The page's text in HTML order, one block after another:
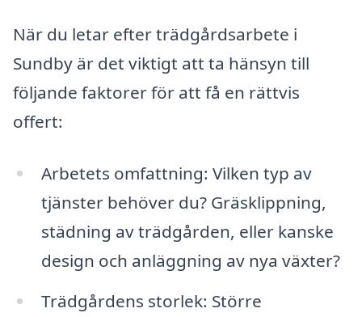
När du letar efter trädgårdsarbete i
Sundby är det viktigt att ta hänsyn till
följande faktorer för att få en rättvis
offert:
Arbetets omfattning: Vilken typ av
tjänster behöver du? Gräsklippning,
städning av trädgården, eller kanske
design och anläggning av nya växter?
Trädgårdens storlek: Större